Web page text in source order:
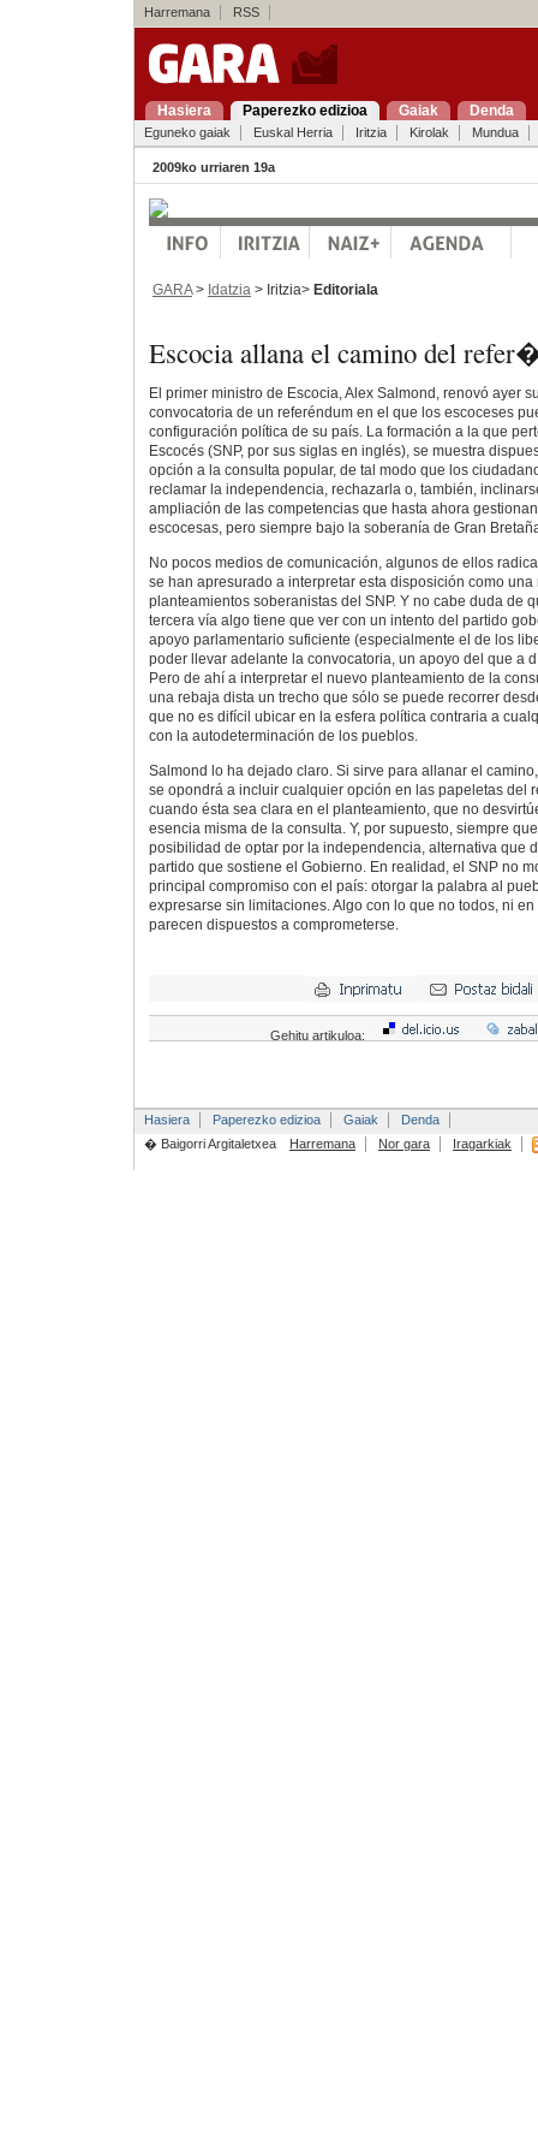
Harremana RSS
Hasiera Paperezko edizioa Gaiak Denda
Eguneko gaiak Euskal Herria Iritzia Kirolak Mundua
2009ko urriaren 19a
GARA> Idatzia > Iritzia> Editoriala
Escocia allana el camino del
El primer ministro de Escocia, Alex Salmond, renovó ayer
convocatoria de un referéndum en el que los escoceses
configuración política de su país. La formación a la que
Escocés (SNP, por sus siglas en inglés), se muestra
opción a la consulta popular, de tal modo que los
reclamar la independencia, rechazarla o, también,
ampliación de las competencias que hasta ahora
escocesas, pero siempre bajo la soberanía de Gran
No pocos medios de comunicación, algunos de ellos
se han apresurado a interpretar esta disposición como una
planteamientos soberanistas del SNP. Y no cabe duda de
tercera vía algo tiene que ver con un intento del partido
apoyo parlamentario suficiente (especialmente el de los
poder llevar adelante la convocatoria, un apoyo del que a
Pero de ahí a interpretar el nuevo planteamiento de la
una rebaja dista un trecho que sólo se puede recorrer
que no es difícil ubicar en la esfera política contraria a
con la autodeterminación de los pueblos.
Salmond lo ha dejado claro. Si sirve para allanar el
se opondrá a incluir cualquier opción en las papeletas del
cuando ésta sea clara en el planteamiento, que no
esencia misma de la consulta. Y, por supuesto, siempre
posibilidad de optar por la independencia, alternativa que
partido que sostiene el Gobierno. En realidad, el SNP no
principal compromiso con el país: otorgar la palabra al
expresarse sin limitaciones. Algo con lo que no todos, ni
parecen dispuestos a comprometerse.
Gehitu artikuloa:
Hasiera Paperezko edizioa Gaiak
Denda
� Baigorri Argitaletxea
Harremana Nor gara Iragarkiak